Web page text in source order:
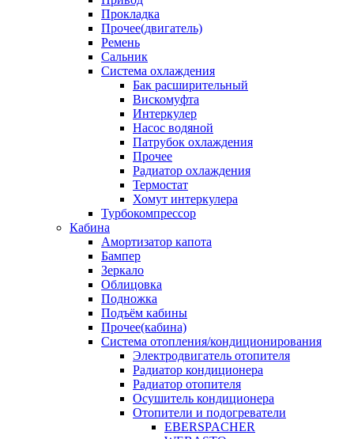
Прокладка
Прочее(двигатель)
Ремень
Сальник
Система охлаждения
Бак расширительный
Вискомуфта
Интеркулер
Насос водяной
Патрубок охлаждения
Прочее
Радиатор охлаждения
Термостат
Хомут интеркулера
Турбокомпрессор
Кабина
Амортизатор капота
Бампер
Зеркало
Облицовка
Подножка
Подъём кабины
Прочее(кабина)
Система отопления/кондиционирования
Электродвигатель отопителя
Радиатор кондиционера
Радиатор отопителя
Осушитель кондиционера
Отопители и подогреватели
EBERSPACHER